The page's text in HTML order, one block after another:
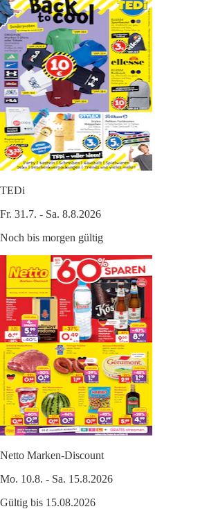
TEDi
Fr. 31.7. - Sa. 8.8.2026
Noch bis morgen gültig
Netto Marken-Discount
Mo. 10.8. - Sa. 15.8.2026
Gültig bis 15.08.2026